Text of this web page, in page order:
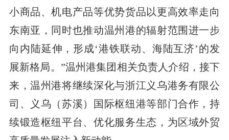
小商品、机电产品等优势货品以更高效率走向
东南亚，同时也推动温州港的辐射范围进一步
向内陆延伸，形成‘港铁联动、海陆互济’的发
展新格局。”温州港集团相关负责人介绍，接下
来，温州港将继续深化与浙江义乌港务有限公
司、义乌（苏溪）国际枢纽港等部门合作，持
续锻造枢纽平台、优化服务生态，为区域外贸